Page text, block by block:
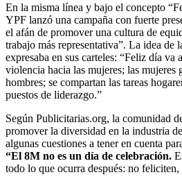
En la misma línea y bajo el concepto
YPF lanzó una campaña con fuerte
el afán de promover una cultura de
trabajo más representativa”. La idea de
expresaba en sus carteles: “Feliz día
violencia hacia las mujeres; las mujeres
hombres; se compartan las tareas
puestos de liderazgo.”
Según Publicitarias.org, la comunidad
promover la diversidad en la industria
algunas cuestiones a tener en cuenta
“El 8M no es un día de celebración.
todo lo que ocurra después: no